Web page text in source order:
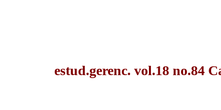
estud.gerenc. vol.18 no.84